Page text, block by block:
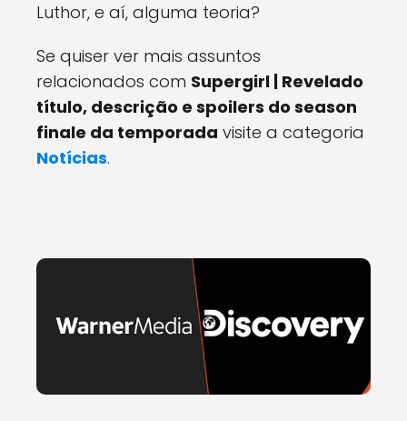
Luthor, e aí, alguma teoria?
Se quiser ver mais assuntos
relacionados com Supergirl | Revelado
título, descrição e spoilers do season
finale da temporada visite a categoria
Notícias.